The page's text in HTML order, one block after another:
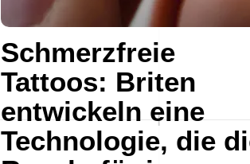
Schmerzfreie
Tattoos: Briten
entwickeln eine
Technologie, die